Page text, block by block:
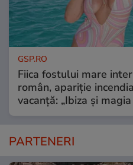
GSP.RO
Fiica fostului mare
român, apariție
vacanță: „Ibiza și magia
PARTENERI